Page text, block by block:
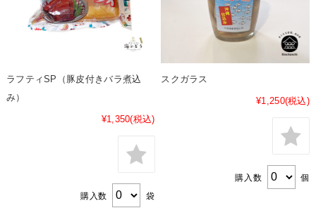
ラフティSP（豚皮付きバラ煮込
み）
¥1,350(税込)
購入数 袋
スクガラス
¥1,250(税込)
購入数 個